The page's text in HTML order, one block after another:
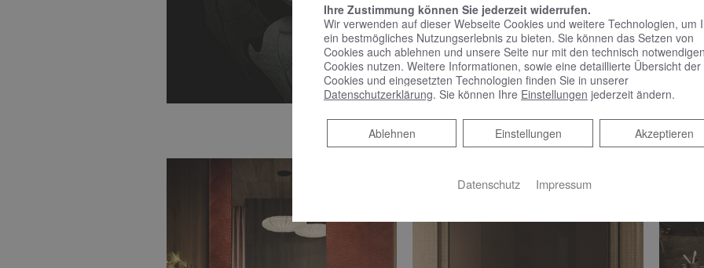
Ihre Zustimmung können Sie jederzeit widerrufen.
Wir verwenden auf dieser Webseite Cookies und weitere Technologien, um
ein bestmögliches Nutzungserlebnis zu bieten. Sie können das Setzen von
Cookies auch ablehnen und unsere Seite nur mit den technisch
Cookies nutzen. Weitere Informationen, sowie eine detaillierte Übersicht der
Cookies und eingesetzten Technologien finden Sie in unserer
Datenschutzerklärung. Sie können Ihre Einstellungen jederzeit ändern.
Akzeptieren
Einstellungen
Ablehnen
Ablehnen
Datenschutz Impressum